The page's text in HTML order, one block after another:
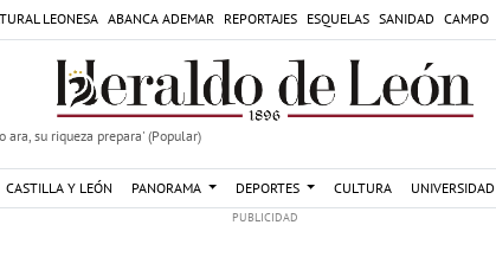
LEONESA ABANCA ADEMAR REPORTAJES ESQUELAS SANIDAD CAMPO
ara, su riqueza prepara' (Popular)
CASTILLA Y LEÓN PANORAMA DEPORTES CULTURA UNIVERSIDAD